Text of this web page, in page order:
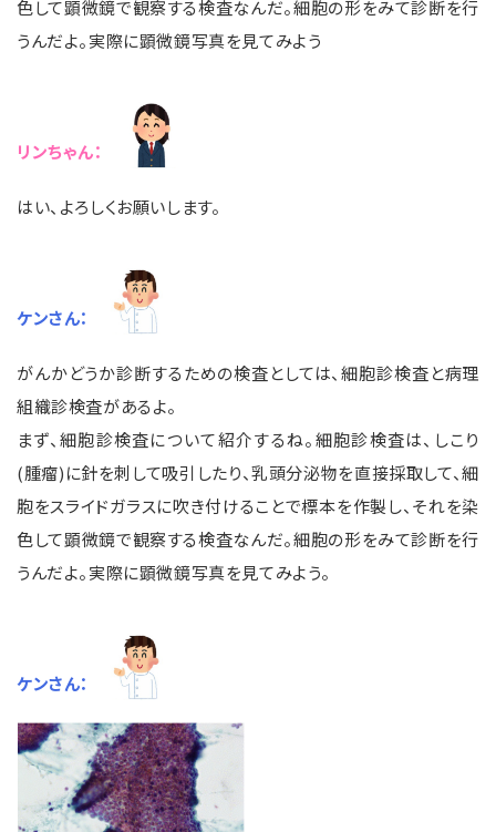
色して顕微鏡で観察する検査なんだ。細胞の形をみて診断を行
うんだよ。実際に顕微鏡写真を見てみよう
リンちゃん：
はい、よろしくお願いします。
ケンさん：
がんかどうか診断するための検査としては、細胞診検査と病理
組織診検査があるよ。
まず、細胞診検査について紹介するね。細胞診検査は、しこり
(腫瘤)に針を刺して吸引したり、乳頭分泌物を直接採取して、細
胞をスライドガラスに吹き付けることで標本を作製し、それを染
色して顕微鏡で観察する検査なんだ。細胞の形をみて診断を行
うんだよ。実際に顕微鏡写真を見てみよう。
ケンさん：